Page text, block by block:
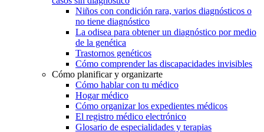
Niños con condición rara, varios diagnósticos o
no tiene diagnóstico
La odisea para obtener un diagnóstico por medio
de la genética
Trastornos genéticos
Cómo comprender las discapacidades invisibles
Cómo planificar y organizarte
Cómo hablar con tu médico
Hogar médico
Cómo organizar los expedientes médicos
El registro médico electrónico
Glosario de especialidades y terapias